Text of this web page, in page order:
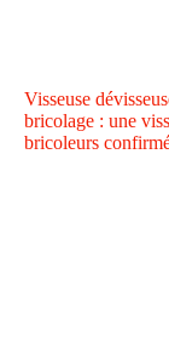
Visseuse
bricolage : une
bricoleurs